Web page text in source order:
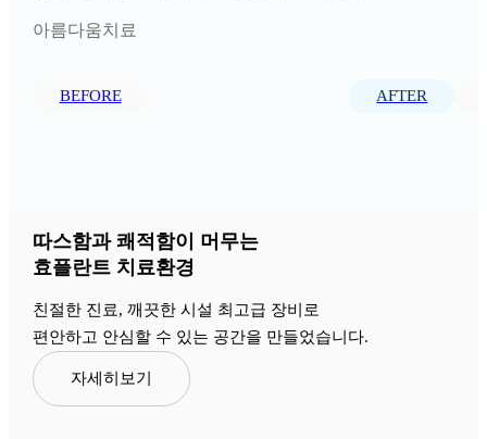
아름다움치료
BEFORE AFTER
따스함과 쾌적함이 머무는
효플란트 치료환경
친절한 진료, 깨끗한 시설 최고급 장비로
편안하고 안심할 수 있는 공간을 만들었습니다.
자세히보기